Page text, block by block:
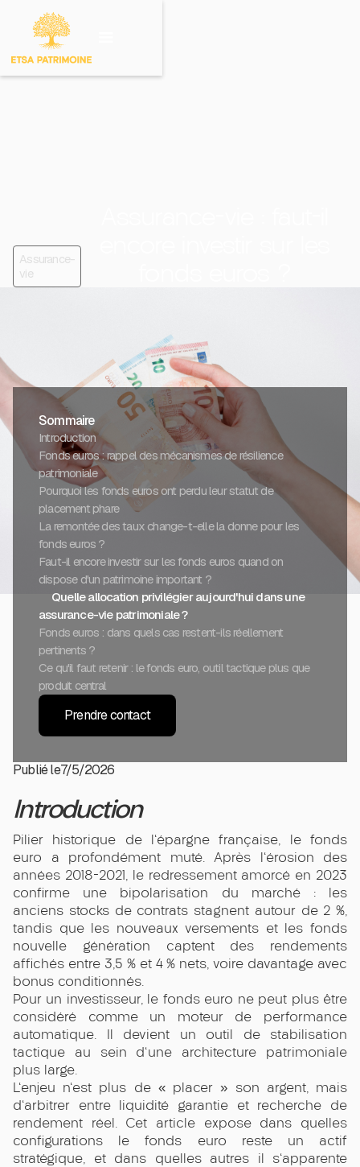
Investir sur un
produit
Assurance-
vie
Sommaire
Introduction
Fonds euros : rappel des mécanismes de résilience
patrimoniale
Pourquoi les fonds euros ont perdu leur statut de
placement phare
La remontée des taux change-t-elle la donne pour les
fonds euros ?
Faut-il encore investir sur les fonds euros quand on
dispose d'un patrimoine important ?
Quelle allocation privilégier aujourd'hui dans une
assurance-vie patrimoniale ?
Fonds euros : dans quels cas restent-ils réellement
pertinents ?
Ce qu'il faut retenir : le fonds euro, outil tactique plus que
produit central
Prendre contact
Publié le7/5/2026
Introduction
Pilier historique de l'épargne française, le fonds
euro a profondément muté. Après l'érosion des
années 2018-2021, le redressement amorcé en 2023
confirme une bipolarisation du marché : les
anciens stocks de contrats stagnent autour de 2 %,
tandis que les nouveaux versements et les fonds
nouvelle génération captent des rendements
affichés entre 3,5 % et 4 % nets, voire davantage avec
bonus conditionnés.
Pour un investisseur, le fonds euro ne peut plus être
considéré comme un moteur de performance
automatique. Il devient un outil de stabilisation
tactique au sein d'une architecture patrimoniale
plus large.
L'enjeu n'est plus de « placer » son argent, mais
d'arbitrer entre liquidité garantie et recherche de
rendement réel. Cet article expose dans quelles
configurations le fonds euro reste un actif
stratégique, et dans quelles autres il s'apparente